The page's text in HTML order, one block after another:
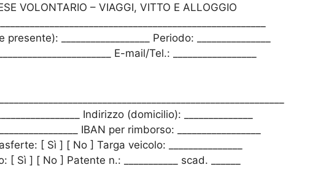
VOLONTARIO – VIAGGI, VITTO E ALLOGGIO
__________________ Periodo: _______________
E-mail/Tel.: _________________
Indirizzo (domicilio): ______________
IBAN per rimborso: _________________
[ Sì ] [ No ] Targa veicolo: _______________
Sì ] [ No ] Patente n.: ___________ scad. ______